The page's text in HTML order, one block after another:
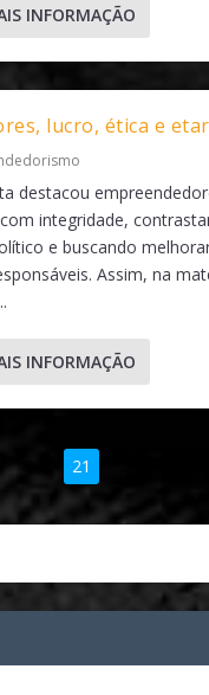
INFORMAÇÃO
lucro, ética e
destacou
integridade,
e buscando
Assim, na
INFORMAÇÃO
21